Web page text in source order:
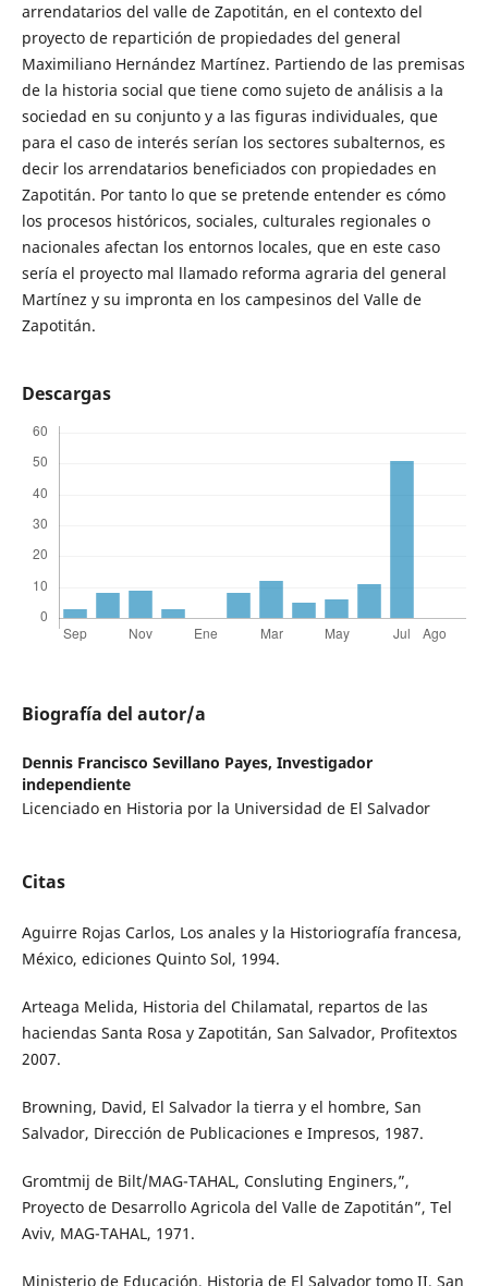
arrendatarios del valle de Zapotitán, en el contexto del
proyecto de repartición de propiedades del general
Maximiliano Hernández Martínez. Partiendo de las premisas
de la historia social que tiene como sujeto de análisis a la
sociedad en su conjunto y a las figuras individuales, que
para el caso de interés serían los sectores subalternos, es
decir los arrendatarios beneficiados con propiedades en
Zapotitán. Por tanto lo que se pretende entender es cómo
los procesos históricos, sociales, culturales regionales o
nacionales afectan los entornos locales, que en este caso
sería el proyecto mal llamado reforma agraria del general
Martínez y su impronta en los campesinos del Valle de
Zapotitán.
Descargas
Biografía del autor/a
Dennis Francisco Sevillano Payes, Investigador
independiente
Licenciado en Historia por la Universidad de El Salvador
Citas
Aguirre Rojas Carlos, Los anales y la Historiografía francesa,
México, ediciones Quinto Sol, 1994.
Arteaga Melida, Historia del Chilamatal, repartos de las
haciendas Santa Rosa y Zapotitán, San Salvador, Profitextos
2007.
Browning, David, El Salvador la tierra y el hombre, San
Salvador, Dirección de Publicaciones e Impresos, 1987.
Gromtmij de Bilt/MAG-TAHAL, Consluting Enginers,”,
Proyecto de Desarrollo Agricola del Valle de Zapotitán”, Tel
Aviv, MAG-TAHAL, 1971.
Ministerio de Educación, Historia de El Salvador tomo II, San